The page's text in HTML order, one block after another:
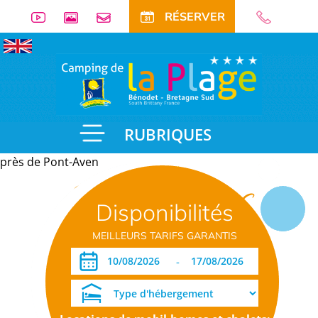
RÉSERVER
RUBRIQUES
Disponibilités
MEILLEURS TARIFS GARANTIS
-
près de Pont-Aven
Informations
pratiques